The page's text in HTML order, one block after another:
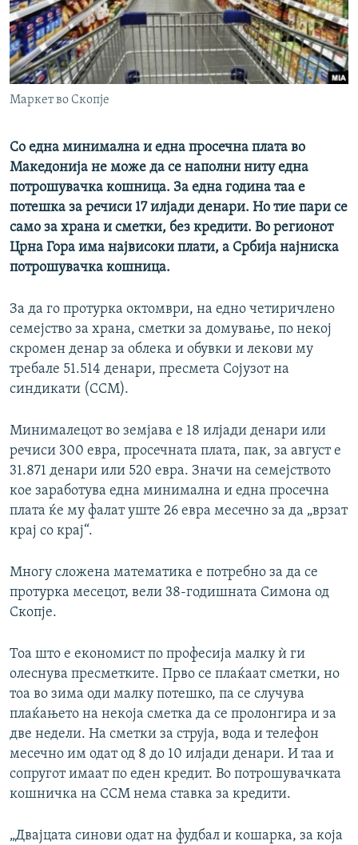
РСЕ веб страници
Маркет во Скопје
Со една минимална и една просечна плата во
Македонија не може да се наполни ниту една
потрошувачка кошница. За една година таа е
потешка за речиси 17 илјади денари. Но тие пари се
само за храна и сметки, без кредити. Во регионот
Црна Гора има највисоки плати, а Србија најниска
потрошувачка кошница.
За да го протурка октомври, на едно четиричлено
семејство за храна, сметки за домување, по некој
скромен денар за облека и обувки и лекови му
требале 51.514 денари, пресмета Сојузот на
синдикати (ССМ).
Минималецот во земјава е 18 илјади денари или
речиси 300 евра, просечната плата, пак, за август е
31.871 денари или 520 евра. Значи на семејството
кое заработува една минимална и една просечна
плата ќе му фалат уште 26 евра месечно за да „врзат
крај со крај“.
Многу сложена математика е потребно за да се
протурка месецот, вели 38-годишната Симона од
Скопје.
Тоа што е економист по професија малку ѝ ги
олеснува пресметките. Прво се плаќаат сметки, но
тоа во зима оди малку потешко, па се случува
плаќањето на некоја сметка да се пролонгира и за
две недели. На сметки за струја, вода и телефон
месечно им одат од 8 до 10 илјади денари. И таа и
сопругот имаат по еден кредит. Во потрошувачката
кошничка на ССМ нема ставка за кредити.
„Двајцата синови одат на фудбал и кошарка, за која